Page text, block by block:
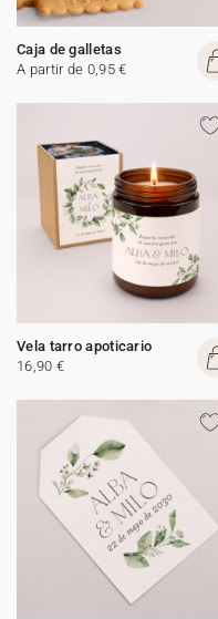
Caja de galletas
A partir de 0,95 €
Vela tarro apoticario
16,90 €